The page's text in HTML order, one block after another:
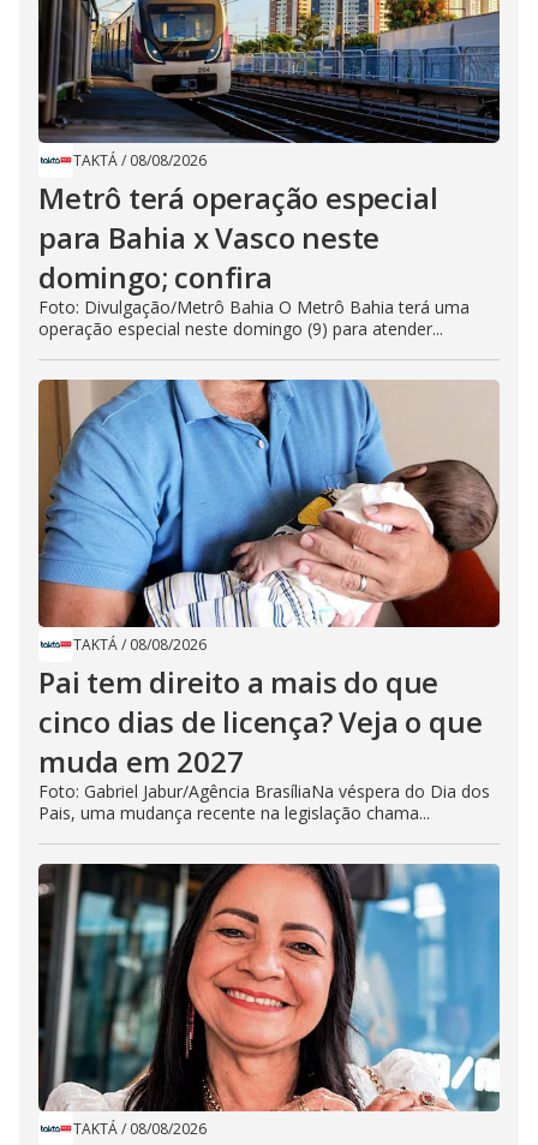
TAKTÁ/ 08/08/2026
Metrô terá operação especial
para Bahia x Vasco neste
domingo; confira
Foto: Divulgação/Metrô Bahia O Metrô Bahia terá uma
operação especial neste domingo (9) para atender...
TAKTÁ/ 08/08/2026
Pai tem direito a mais do que
cinco dias de licença? Veja o que
muda em 2027
Foto: Gabriel Jabur/Agência BrasíliaNa véspera do Dia dos
Pais, uma mudança recente na legislação chama...
TAKTÁ/ 08/08/2026